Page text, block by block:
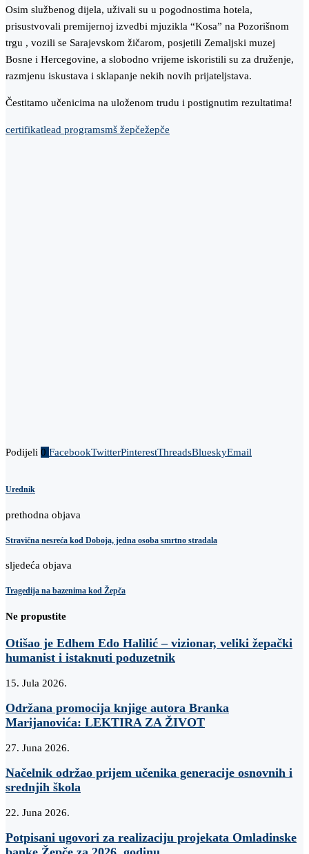
Osim službenog dijela, uživali su u pogodnostima hotela,
prisustvovali premijernoj izvedbi mjuzikla “Kosa” na Pozorišnom
trgu , vozili se Sarajevskom žičarom, posjetili Zemaljski muzej
Bosne i Hercegovine, a slobodno vrijeme iskoristili su za druženje,
razmjenu iskustava i sklapanje nekih novih prijateljstava.
Čestitamo učenicima na uloženom trudu i postignutim rezultatima!
certifikatlead programsmš žepčežepče
Podijeli 0 FacebookTwitterPinterestThreadsBlueskyEmail
Urednik
prethodna objava
Stravična nesreća kod Doboja, jedna osoba smrtno stradala
sljedeća objava
Tragedija na bazenima kod Žepča
Ne propustite
Otišao je Edhem Edo Halilić – vizionar, veliki žepački
humanist i istaknuti poduzetnik
15. Jula 2026.
Održana promocija knjige autora Branka
Marijanovića: LEKTIRA ZA ŽIVOT
27. Juna 2026.
Načelnik održao prijem učenika generacije osnovnih i
srednjih škola
22. Juna 2026.
Potpisani ugovori za realizaciju projekata Omladinske